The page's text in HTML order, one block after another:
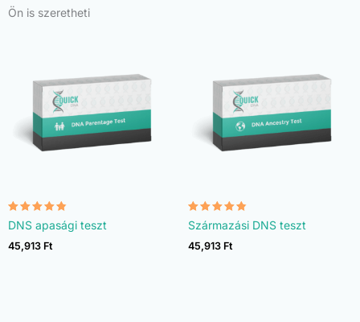
Ön is szeretheti
Értékelés:
4.74
/ 5
DNS apasági teszt
45,913 Ft
Értékelés:
4.74
/ 5
Származási DNS teszt
45,913 Ft